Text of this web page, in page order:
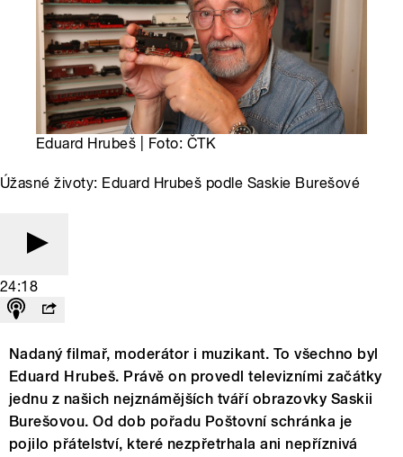
Eduard Hrubeš | Foto: ČTK
Úžasné životy: Eduard Hrubeš podle Saskie Burešové
24:18
Nadaný filmař, moderátor i muzikant. To všechno byl
Eduard Hrubeš. Právě on provedl televizními začátky
jednu z našich nejznámějších tváří obrazovky Saskii
Burešovou. Od dob pořadu Poštovní schránka je
pojilo přátelství, které nezpřetrhala ani nepříznivá